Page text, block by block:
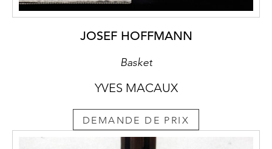
JOSEF HOFFMANN
Basket
YVES MACAUX
DEMANDE DE PRIX